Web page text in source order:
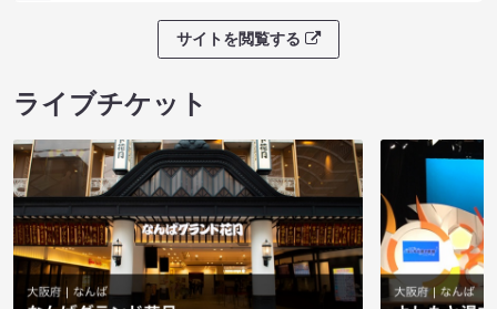
サイトを閲覧する
ライブチケット